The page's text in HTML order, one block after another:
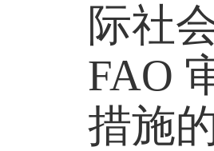
际社
FAO
措施